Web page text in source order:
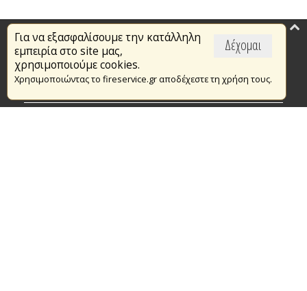
Δέχομαι
Για να εξασφαλίσουμε την κατάλληλη
εμπειρία στο site μας,
χρησιμοποιούμε cookies.
Χρησιμοποιώντας το fireservice.gr αποδέχεστε τη χρήση τους.
Επικαιρότητα
Το Πυροσβεστικό Σώμα